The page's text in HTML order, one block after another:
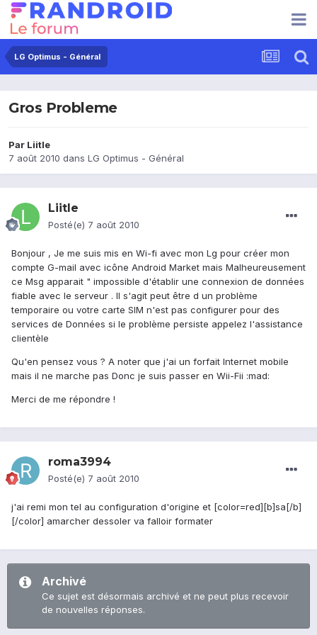
LG Optimus - Général
Gros Probleme
Par Liitle
7 août 2010 dans LG Optimus - Général
Liitle
Posté(e) 7 août 2010
Bonjour , Je me suis mis en Wi-fi avec mon Lg pour créer mon
compte G-mail avec icône Android Market mais Malheureusement
ce Msg apparait " impossible d'établir une connexion de données
fiable avec le serveur . Il s'agit peut être d un problème
temporaire ou votre carte SIM n'est pas configurer pour des
services de Données si le problème persiste appelez l'assistance
clientèle
Qu'en pensez vous ? A noter que j'ai un forfait Internet mobile
mais il ne marche pas Donc je suis passer en Wii-Fii :mad:
Merci de me répondre !
roma3994
Posté(e) 7 août 2010
j'ai remi mon tel au configuration d'origine et [color=red][b]sa[/b]
[/color] amarcher dessoler va falloir formater
Archivé
Ce sujet est désormais archivé et ne peut plus recevoir
de nouvelles réponses.